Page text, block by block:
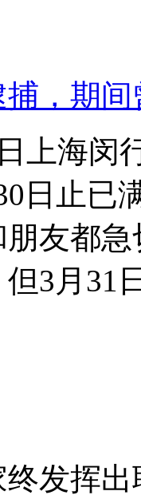
捕，期
上海
日止已
友都
3月31
发挥